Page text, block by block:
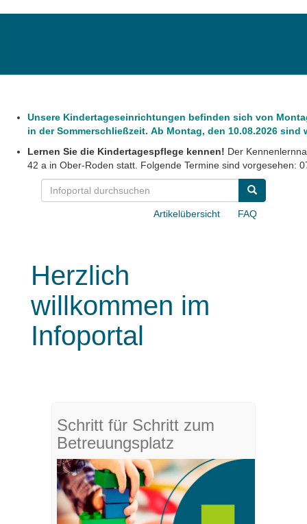
Unsere Kindertageseinrichtungen befinden sich von
in der Sommerschließzeit. Ab Montag, den 10.08.2026 sind
Lernen Sie die Kindertagespflege kennen! Der
42 a in Ober-Roden statt. Folgende Termine sind vorgesehen:
FAQ
Artikelübersicht
Herzlich
willkommen im
Infoportal
Schritt für Schritt zum
Betreuungsplatz